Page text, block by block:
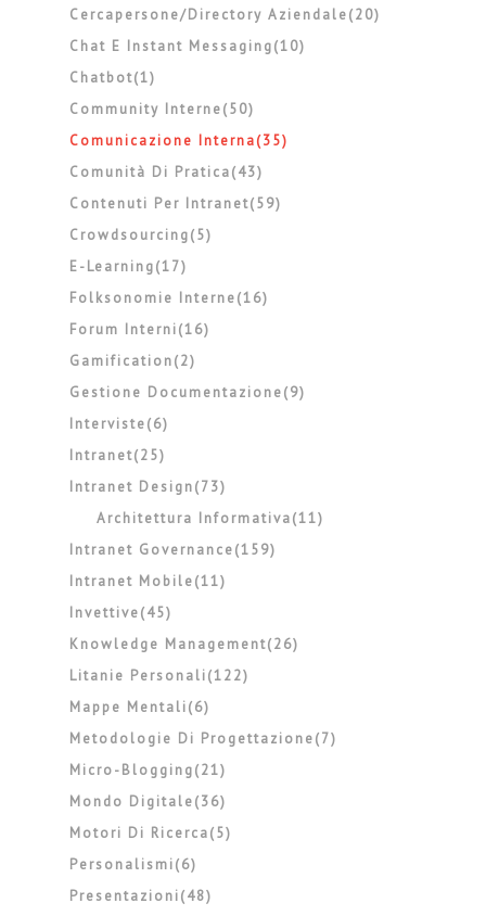
Cercapersone/directory Aziendale(20)
Chat E Instant Messaging(10)
Chatbot(1)
Community Interne(50)
Comunicazione Interna(35)
Comunità Di Pratica(43)
Contenuti Per Intranet(59)
Crowdsourcing(5)
E-Learning(17)
Folksonomie Interne(16)
Forum Interni(16)
Gamification(2)
Gestione Documentazione(9)
Interviste(6)
Intranet(25)
Intranet Design(73)
Architettura Informativa(11)
Intranet Governance(159)
Intranet Mobile(11)
Invettive(45)
Knowledge Management(26)
Litanie Personali(122)
Mappe Mentali(6)
Metodologie Di Progettazione(7)
Micro-Blogging(21)
Mondo Digitale(36)
Motori Di Ricerca(5)
Personalismi(6)
Presentazioni(48)